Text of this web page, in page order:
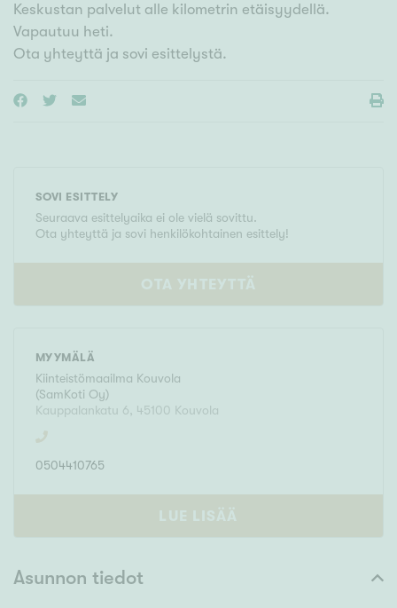
Keskustan palvelut alle kilometrin etäisyydellä.
Vapautuu heti.
Ota yhteyttä ja sovi esittelystä.
SOVI ESITTELY
Seuraava esittelyaika ei ole vielä sovittu.
Ota yhteyttä ja sovi henkilökohtainen esittely!
OTA YHTEYTTÄ
MYYMÄLÄ
Kiinteistömaailma Kouvola
(SamKoti Oy)
Kauppalankatu 6, 45100 Kouvola
0504410765
LUE LISÄÄ
Asunnon tiedot